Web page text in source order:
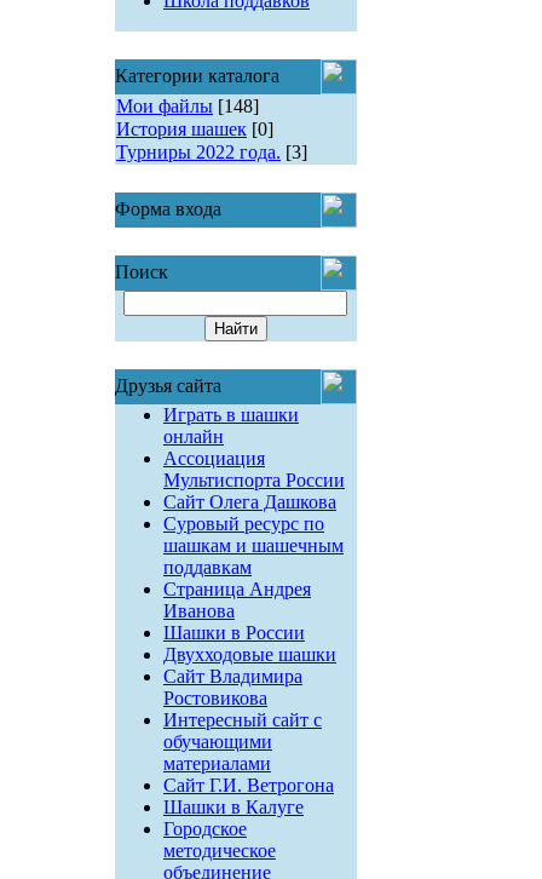
Категории каталога
Мои файлы [148]
История шашек [0]
Турниры 2022 года. [3]
Форма входа
Поиск
Друзья сайта
Играть в шашки
онлайн
Ассоциация
Мультиспорта России
Сайт Олега Дашкова
Суровый ресурс по
шашкам и шашечным
поддавкам
Страница Андрея
Иванова
Шашки в России
Двухходовые шашки
Сайт Владимира
Ростовикова
Интересный сайт с
обучающими
материалами
Сайт Г.И. Ветрогона
Шашки в Калуге
Городское
методическое
объединение